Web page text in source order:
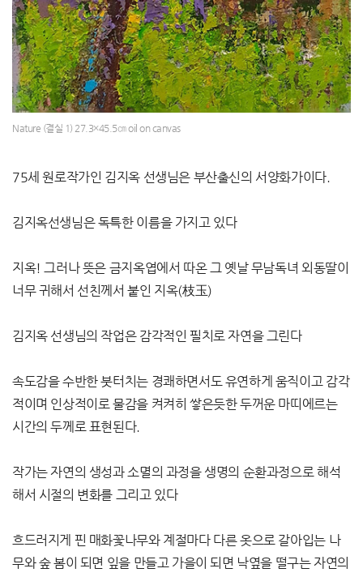
Nature (결실 1) 27.3×45.5㎝ oil on canvas
75세 원로작가인 김지옥 선생님은 부산출신의 서양화가이다.
김지옥선생님은 독특한 이름을 가지고 있다
지옥! 그러나 뜻은 금지옥엽에서 따온 그 옛날 무남독녀 외동딸이
너무 귀해서 선친께서 붙인 지옥(枝玉)
김지옥 선생님의 작업은 감각적인 필치로 자연을 그린다
속도감을 수반한 붓터치는 경쾌하면서도 유연하게 움직이고 감각
적이며 인상적이로 물감을 켜켜히 쌓은듯한 두꺼운 마띠에르는
시간의 두께로 표현된다.
작가는 자연의 생성과 소멸의 과정을 생명의 순환과정으로 해석
해서 시절의 변화를 그리고 있다
흐드러지게 핀 매화꽃나무와 계절마다 다른 옷으로 갈아입는 나
무와 숲 봄이 되면 잎을 만들고 가을이 되면 낙옆을 떨구는 자연의